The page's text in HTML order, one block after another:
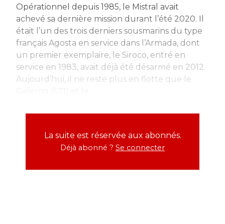
Opérationnel depuis 1985, le Mistral avait
achevé sa dernière mission durant l’été 2020. Il
était l’un des trois derniers sousmarins du type
français Agosta en service dans l’Armada, dont
un premier exemplaire, le Siroco, entré en
service en 1983, avait déjà été désarmé en 2012.
Aujourd’hui, il ne reste plus en flotte que le
La suite est réservée aux abonnés.
Déjà abonné ? Se connecter